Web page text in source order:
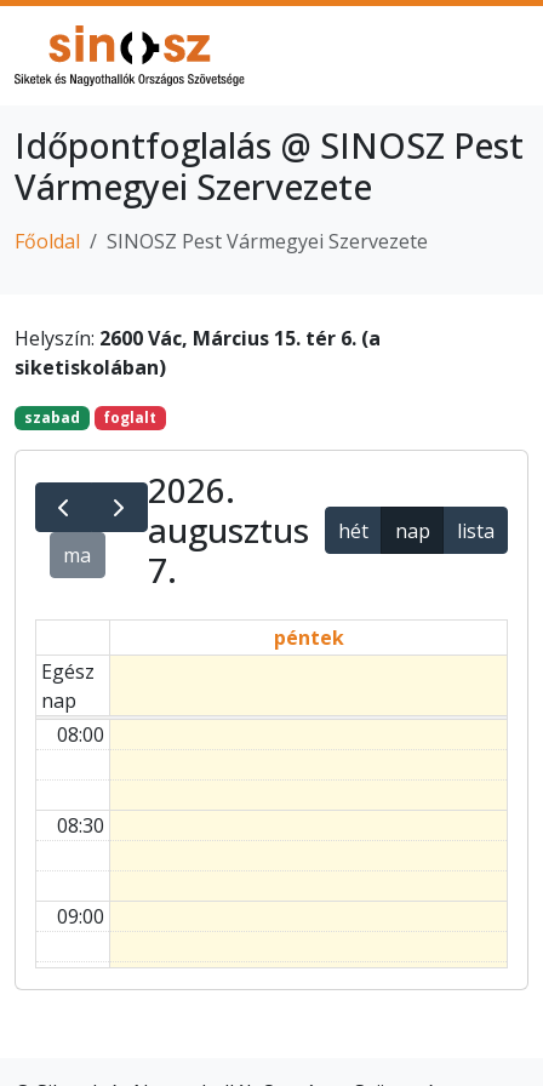
Időpontfoglalás @ SINOSZ Pest
Vármegyei Szervezete
Főoldal SINOSZ Pest Vármegyei Szervezete
Helyszín: 2600 Vác, Március 15. tér 6. (a
siketiskolában)
szabad foglalt
ma
2026.
augusztus
7.
hét nap lista
péntek
Egész
nap
08:00
08:30
09:00